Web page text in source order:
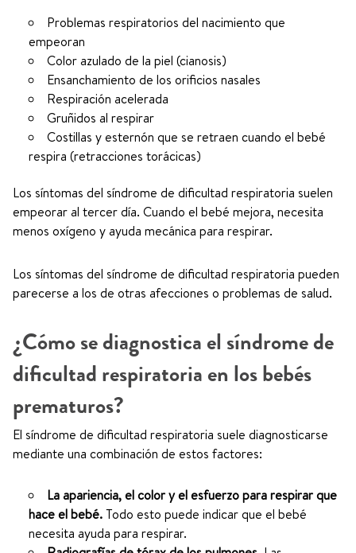
Problemas respiratorios del nacimiento que
empeoran
Color azulado de la piel (cianosis)
Ensanchamiento de los orificios nasales
Respiración acelerada
Gruñidos al respirar
Costillas y esternón que se retraen cuando el bebé
respira (retracciones torácicas)
Los síntomas del síndrome de dificultad respiratoria suelen
empeorar al tercer día. Cuando el bebé mejora, necesita
menos oxígeno y ayuda mecánica para respirar.
Los síntomas del síndrome de dificultad respiratoria pueden
parecerse a los de otras afecciones o problemas de salud.
¿Cómo se diagnostica el síndrome de
dificultad respiratoria en los bebés
prematuros?
El síndrome de dificultad respiratoria suele diagnosticarse
mediante una combinación de estos factores:
La apariencia, el color y el esfuerzo para respirar que
hace el bebé.Todo esto puede indicar que el bebé
necesita ayuda para respirar.